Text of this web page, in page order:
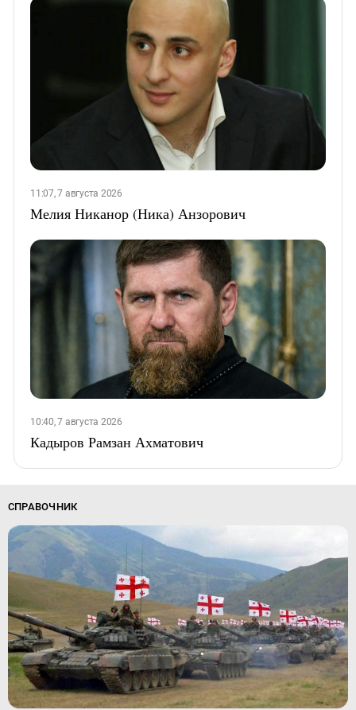
11:07, 7 августа 2026
Мелия Никанор (Ника) Анзорович
10:40, 7 августа 2026
Кадыров Рамзан Ахматович
СПРАВОЧНИК